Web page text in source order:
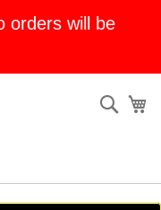
orders will be